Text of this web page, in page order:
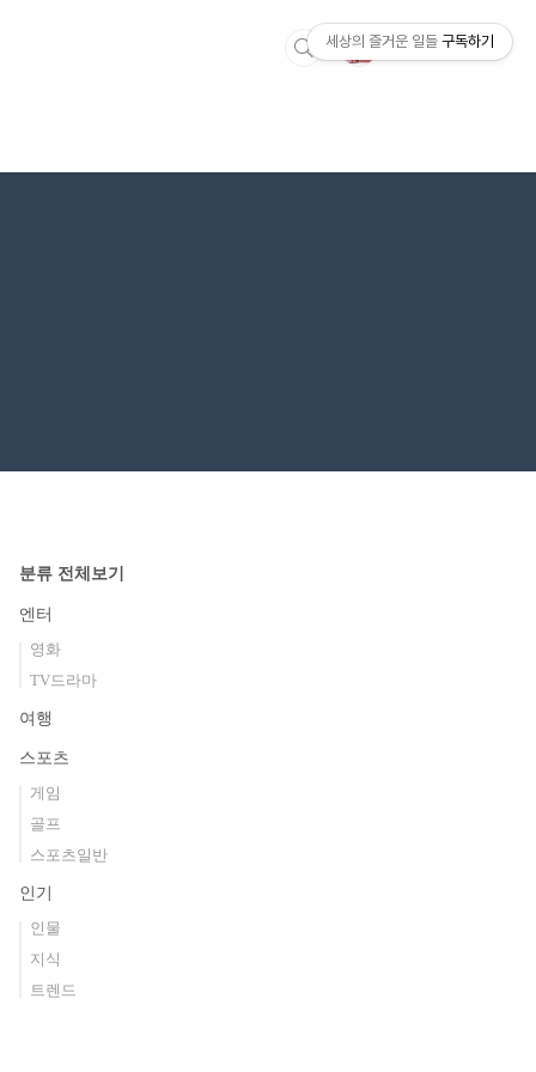
분류 전체보기
엔터
영화
TV드라마
여행
스포츠
게임
골프
스포츠일반
인기
인물
지식
트렌드
세상의 즐거운 일들 구독하기